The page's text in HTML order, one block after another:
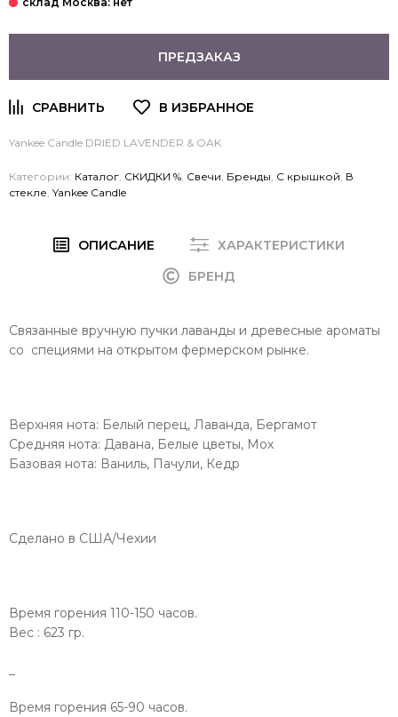
ПРЕДЗАКАЗ
Yankee Candle DRIED LAVENDER & OAK
Категории: Каталог СКИДКИ % Свечи Бренды С крышкой В
стекле Yankee Candle
ОПИСАНИЕ
ХАРАКТЕРИСТИКИ
БРЕНД
Связанные вручную пучки лаванды и древесные ароматы
со специями на открытом фермерском рынке.
Верхняя нота: Белый перец, Лаванда, Бергамот
Средняя нота: Давана, Белые цветы, Мох
Базовая нота: Ваниль, Пачули, Кедр
Сделано в США/Чехии
Время горения 110-150 часов.
Вес : 623 гр.
Время горения 65-90 часов.